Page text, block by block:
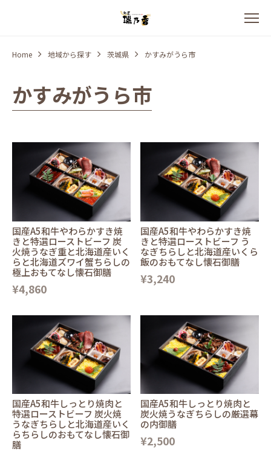
Home 地域から探す 茨城県 かすみがうら市
かすみがうら市
国産A5和牛やわらかすき焼
きと特選ローストビーフ 炭
火焼うなぎ重と北海道産いく
らと北海道ズワイ蟹ちらしの
極上おもてなし懐石御膳
¥4,860
国産A5和牛やわらかすき焼
きと特選ローストビーフ う
なぎちらしと北海道産いくら
飯のおもてなし懐石御膳
¥3,240
国産A5和牛しっとり焼肉と
特選ローストビーフ 炭火焼
うなぎちらしと北海道産いく
らちらしのおもてなし懐石御
膳
国産A5和牛しっとり焼肉と
炭火焼うなぎちらしの厳選幕
の内御膳
¥2,500